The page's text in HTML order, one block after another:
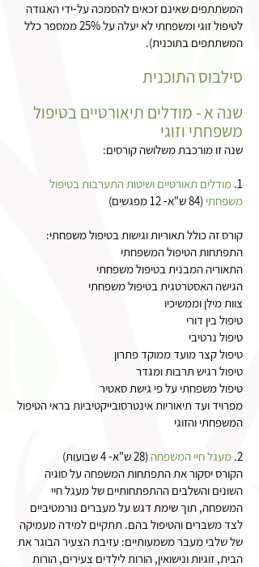
המשתתפים שאינם זכאים להסמכה על-ידי האגודה
לטיפול זוגי ומשפחתי לא יעלה על 25% ממספר כלל
המשתתפים בתוכנית).
סילבוס התוכנית
שנה א - מודלים תיאורטיים בטיפול
משפחתי וזוגי
שנה זו מורכבת משלושה קורסים:
1. מודלים תאורטיים ושיטות התערבות בטיפול
משפחתי (84 ש"א- 12 מפגשים)
קורס זה כולל תאוריות וגישות בטיפול משפחתי:
התפתחות הטיפול המשפחתי
התאוריה המבנית בטיפול משפחתי
הגישה האסטרטגית בטיפול משפחתי
צוות מילן וממשיכיו
טיפול בין דורי
טיפול נרטיבי
טיפול קצר מועד ממוקד פתרון
טיפול רגיש תרבות ומגדר
טיפול משפחתי על פי גישת סאטיר
מפרויד ועד תיאוריות אינטרסובייקטיביות בראי הטיפול
המשפחתי והזוגי
2. מעגל חיי המשפחה (28 ש"א- 4 שבועות)
הקורס יסקור את התפתחות המשפחה על סוגיה
השונים והשלבים ההתפתחותיים של מעגל חיי
המשפחה, תוך שימת דגש על מעברים נורמטיביים
לצד משברים והטיפול בהם. תתקיים למידה מעמיקה
של שלבי מעבר משמעותיים: עזיבת הצעיר הבוגר את
הבית, זוגיות ונישואין, הורות לילדים צעירים, הורות